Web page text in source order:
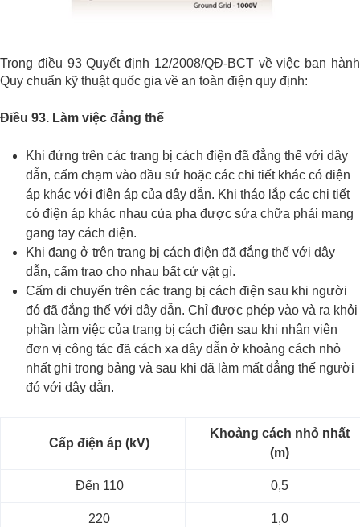
Trong điều 93 Quyết định 12/2008/QĐ-BCT về việc ban hành
Quy chuẩn kỹ thuật quốc gia về an toàn điện quy định:
Điều 93. Làm việc đẳng thế
Khi đứng trên các trang bị cách điện đã đẳng thế với dây
dẫn, cấm chạm vào đầu sứ hoặc các chi tiết khác có điện
áp khác với điện áp của dây dẫn. Khi tháo lắp các chi tiết
có điện áp khác nhau của pha được sửa chữa phải mang
gang tay cách điện.
Khi đang ở trên trang bị cách điện đã đẳng thế với dây
dẫn, cấm trao cho nhau bất cứ vật gì.
Cấm di chuyển trên các trang bị cách điện sau khi người
đó đã đẳng thế với dây dẫn. Chỉ được phép vào và ra khỏi
phần làm việc của trang bị cách điện sau khi nhân viên
đơn vị công tác đã cách xa dây dẫn ở khoảng cách nhỏ
nhất ghi trong bảng và sau khi đã làm mất đẳng thế người
đó với dây dẫn.
Cấp điện áp (kV)
Khoảng cách nhỏ nhất
(m)
Đến 110 0,5
220 1,0